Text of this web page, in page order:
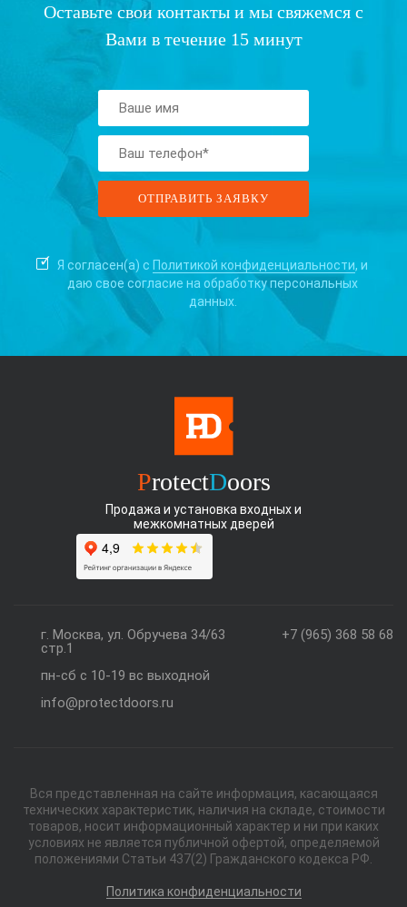
Оставьте свои контакты и мы свяжемся с
Вами в течение 15 минут
Я согласен(а) с Политикой конфиденциальности, и
даю свое согласие на обработку персональных
данных.
ProtectDoors
Продажа и установка входных и
межкомнатных дверей
+7 (965) 368 58 68
г. Москва, ул. Обручева 34/63
стр.1
пн-сб с 10-19 вс выходной
info@protectdoors.ru
Вся представленная на сайте информация, касающаяся
технических характеристик, наличия на складе, стоимости
товаров, носит информационный характер и ни при каких
условиях не является публичной офертой, определяемой
положениями Статьи 437(2) Гражданского кодекса РФ.
Политика конфиденциальности